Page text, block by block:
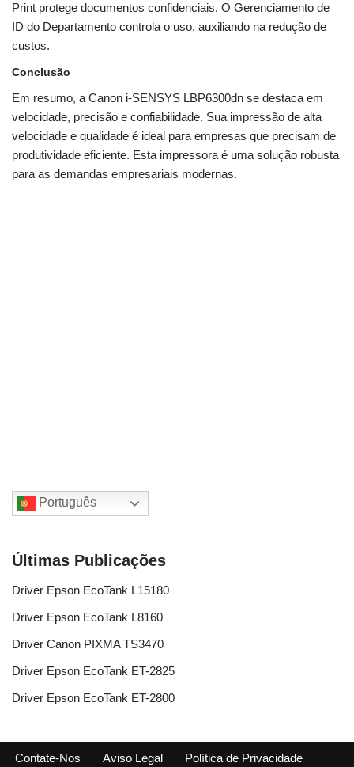
Print protege documentos confidenciais. O Gerenciamento de
ID do Departamento controla o uso, auxiliando na redução de
custos.
Conclusão
Em resumo, a Canon i-SENSYS LBP6300dn se destaca em
velocidade, precisão e confiabilidade. Sua impressão de alta
velocidade e qualidade é ideal para empresas que precisam de
produtividade eficiente. Esta impressora é uma solução robusta
para as demandas empresariais modernas.
Português
Últimas Publicações
Driver Epson EcoTank L15180
Driver Epson EcoTank L8160
Driver Canon PIXMA TS3470
Driver Epson EcoTank ET-2825
Driver Epson EcoTank ET-2800
Contate-Nos Aviso Legal Política de Privacidade